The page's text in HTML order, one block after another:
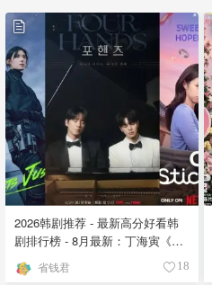
2026韩剧推荐 - 最新高分好看韩
剧排行榜 - 8月最新：丁海寅《我
的荒糖恋爱 》上线❣️
省钱君 18